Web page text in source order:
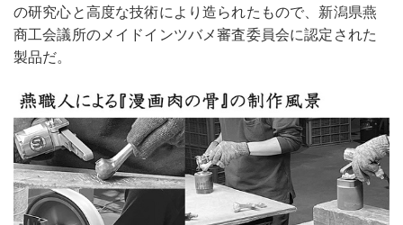
の研究心と高度な技術により造られたもので、新潟県燕
商工会議所のメイドインツバメ審査委員会に認定された
製品だ。